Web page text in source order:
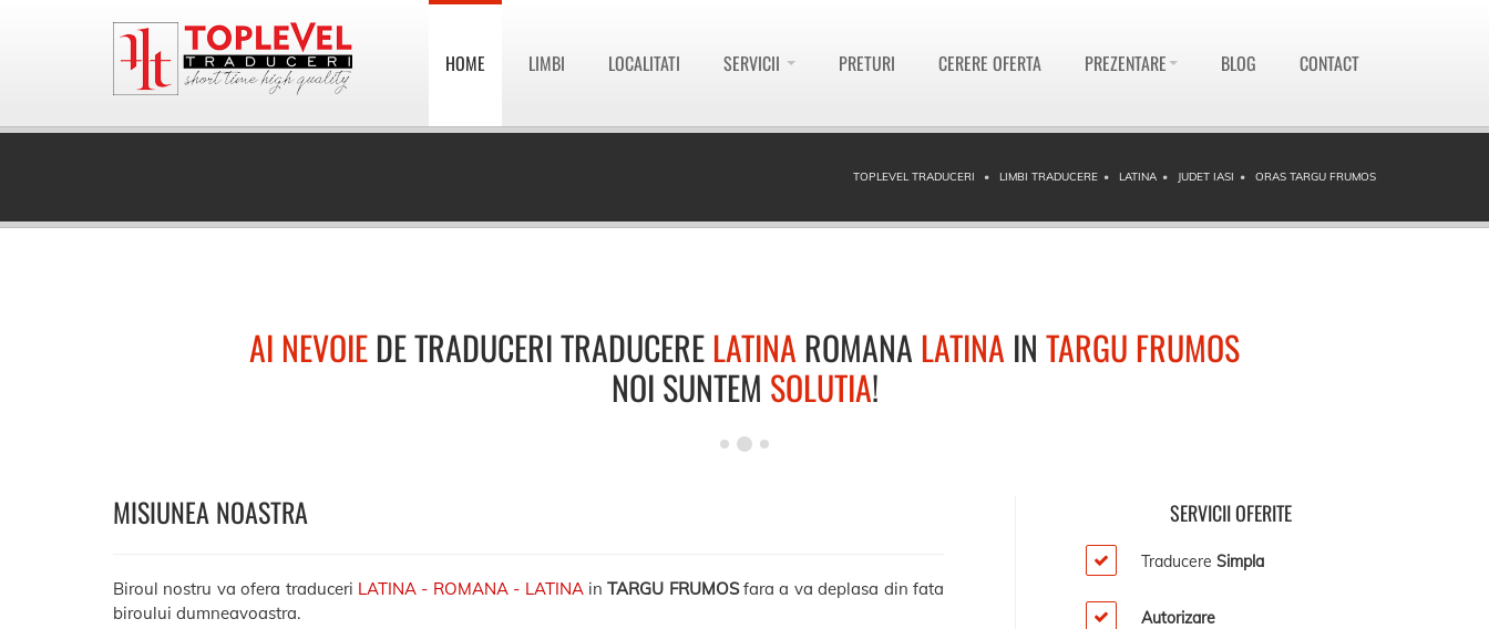
HOME LIMBI LOCALITATI SERVICII PRETURI CERERE OFERTA PREZENTARE BLOG CONTACT
TOPLEVEL TRADUCERI LIMBI TRADUCERE LATINA JUDET IASI ORAS TARGU FRUMOS
AI NEVOIE DE TRADUCERI TRADUCERELATINA ROMANA LATINA IN TARGU FRUMOS
NOI SUNTEM SOLUTIA!
MISIUNEA NOASTRA
Biroul nostru va ofera traduceri LATINA - ROMANA - LATINA inTARGU FRUMOSfara a va deplasa din fata
biroului dumneavoastra.
SERVICII OFERITE
Traducere Simpla
Autorizare